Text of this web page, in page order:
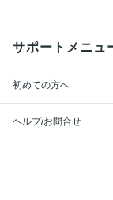
サポートメニュ
初めての方へ
ヘルプ/お問合せ